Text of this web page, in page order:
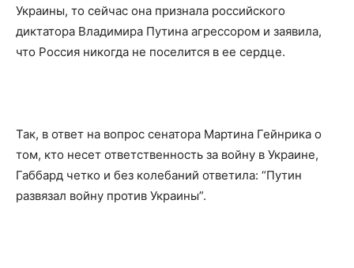
Украины, то сейчас она признала российского
диктатора Владимира Путина агрессором и заявила,
что Россия никогда не поселится в ее сердце.
Так, в ответ на вопрос сенатора Мартина Гейнрика о
том, кто несет ответственность за войну в Украине,
Габбард четко и без колебаний ответила: “Путин
развязал войну против Украины”.